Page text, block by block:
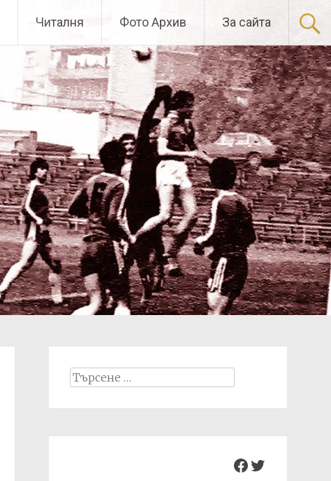
Читалня Фото Архив За сайта
Search
Facebook
Twitter